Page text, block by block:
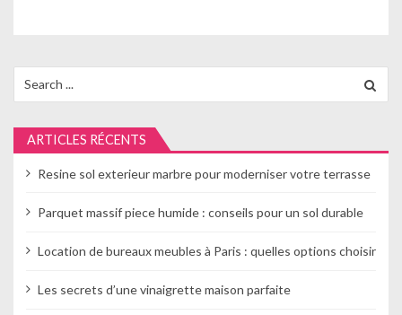
n
d
e
l
’
t
for:
ARTICLES RÉCENTS
Resine sol exterieur marbre pour moderniser votre terrasse
Parquet massif piece humide : conseils pour un sol durable
Location de bureaux meubles à Paris : quelles options choisir
Les secrets d’une vinaigrette maison parfaite